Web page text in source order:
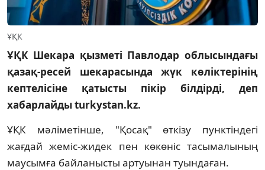
ҰҚК
ҰҚК Шекара қызметі Павлодар облысындағы
қазақ-ресей шекарасында жүк көліктерінің
кептелісіне қатысты пікір білдірді, деп
хабарлайды turkystan.kz.
ҰҚК мәліметінше, "Қосақ" өткізу пунктіндегі
жағдай жеміс-жидек пен көкөніс тасымалының
маусымға байланысты артуынан туындаған.